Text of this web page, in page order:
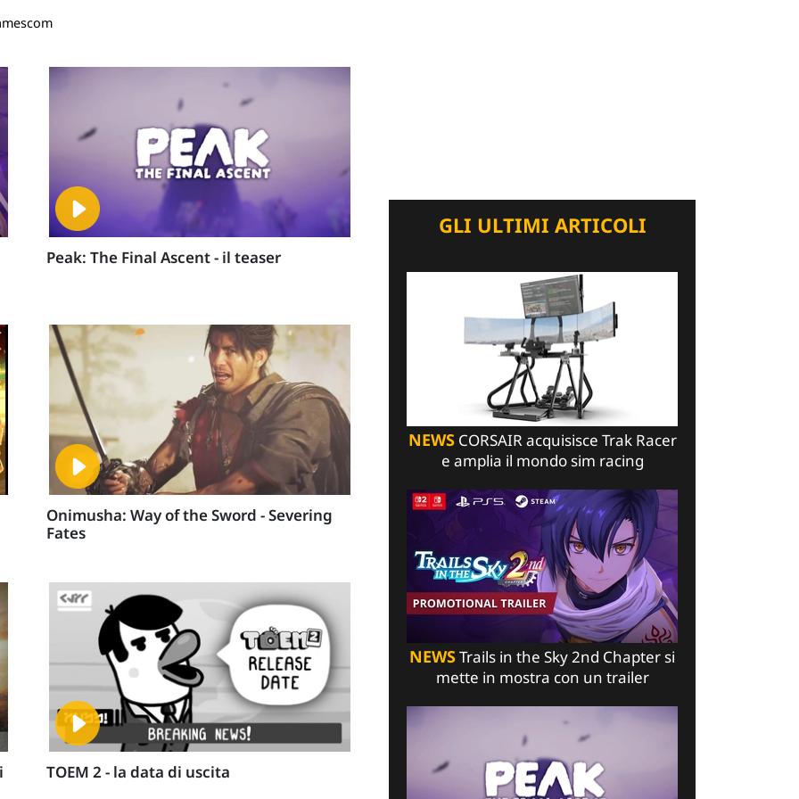
Peak: The Final Ascent - il teaser
Onimusha: Way of the Sword - Severing
Fates
TOEM 2 - la data di uscita
GLI ULTIMI ARTICOLI
NEWSCORSAIR acquisisce Trak Racer
e amplia il mondo sim racing
NEWSTrails in the Sky 2nd Chapter si
mette in mostra con un trailer